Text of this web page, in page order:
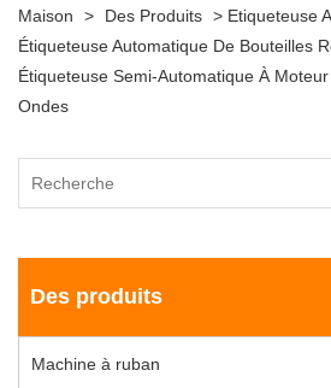
Maison > Des Produits > Etiqueteuse
Étiqueteuse Automatique De Bouteilles
Étiqueteuse Semi-Automatique À
Ondes
Des produits
Machine à ruban